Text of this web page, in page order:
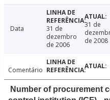
Data
31 de
dezembro
de 2006
31 de
de 2008
Comentário
Number of procurement